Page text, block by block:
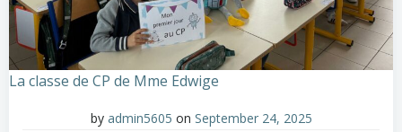
La classe de CP de Mme Edwige
by admin5605 on September 24, 2025